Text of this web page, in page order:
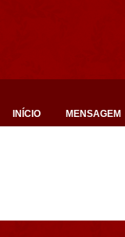
INÍCIO MENSAGEM